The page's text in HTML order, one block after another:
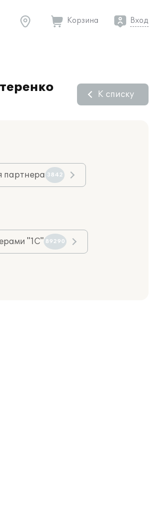
Корзина Вход
К списку
партнера 3842
"1С" 89290